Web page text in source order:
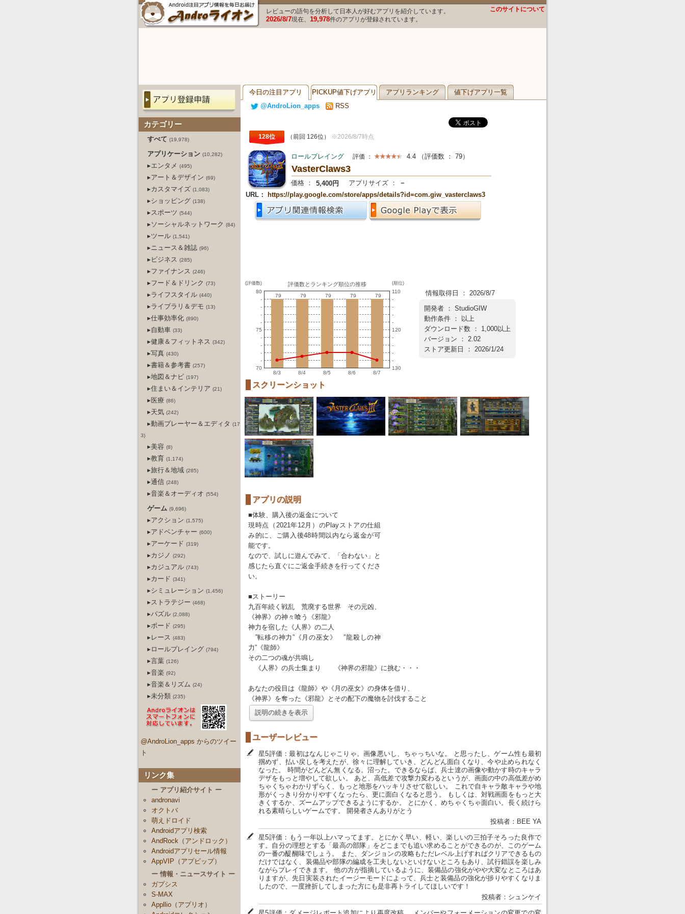
レビューの語句を分析して日本人が好むアプリを紹介しています。
2026/8/7現在、 19,978件のアプリが登録されています。
このサイトについて
今日の注目アプリ PICKUP値下げアプリ アプリランキング
値下げアプリ一覧
@AndroLion_apps
RSS
カテゴリー
すべて (19,978)
アプリケーション (10,282)
▸エンタメ (495)
▸アート＆デザイン (69)
▸カスタマイズ (1,083)
▸ショッピング (138)
▸スポーツ (544)
▸ソーシャルネットワーク (84)
▸ツール (1,541)
▸ニュース＆雑誌 (96)
▸ビジネス (285)
▸ファイナンス (246)
▸フード＆ドリンク (73)
▸ライフスタイル (440)
▸ライブラリ＆デモ (13)
▸仕事効率化 (890)
▸自動車 (33)
▸健康＆フィットネス (342)
▸写真 (430)
▸書籍＆参考書 (257)
▸地図＆ナビ (197)
▸住まい＆インテリア (21)
▸医療 (86)
▸天気 (242)
▸動画プレーヤー＆エディタ (17
3)
▸美容 (8)
▸教育 (1,174)
▸旅行＆地域 (285)
▸通信 (248)
▸音楽＆オーディオ (554)
ゲーム (9,696)
▸アクション (1,575)
▸アドベンチャー (600)
▸アーケード (319)
▸カジノ (292)
▸カジュアル (743)
▸カード (341)
▸シミュレーション (1,456)
▸ストラテジー (468)
▸パズル (2,088)
▸ボード (295)
▸レース (483)
▸ロールプレイング (794)
▸言葉 (126)
▸音楽 (92)
▸音楽＆リズム (24)
▸未分類 (235)
@AndroLion_apps からのツイー
ト
リンク集
ー アプリ紹介サイト ー
andronavi
オクトバ
萌えドロイド
Androidアプリ検索
AndRock（アンドロック）
Androidアプリセール情報
AppVIP（アプビップ）
ー 情報・ニュースサイト ー
ガプシス
S-MAX
Appllio（アプリオ）
128位 （前回 126位） ※2026/8/7時点
ロールプレイング 評価 ： 4.4 （評価数 ： 79）
VasterClaws3
価格 ： 5,400円 アプリサイズ ：
－
URL：
https://play.google.com/store/apps/details?id=com.giw_vasterclaws3
(評価数)
80
-
-
-
-
75
-
-
-
-
70
評価数とランキング順位の推移
79
79 79
79 79
79 79
79 79
79
8/3 8/4 8/5 8/6 8/7
(順位)
110
-
-
-
-
120
-
-
-
-
130
情報取得日 ： 2026/8/7
開発者 ： StudioGIW
動作条件 ： 以上
ダウンロード数 ： 1,000以上
バージョン ： 2.02
ストア更新日 ： 2026/1/24
スクリーンショット
アプリの説明
■体験、購入後の返金について
現時点（2021年12月）のPlayストアの仕組
み的に、ご購入後48時間以内なら返金が可
能です。
なので、試しに遊んでみて、「合わない」と
感じたら直ぐにご返金手続きを行ってくださ
い。
■ストーリー
九百年続く戦乱 荒廃する世界 その元凶、
《神界》の神々喰う《邪龍》
神力を宿した《人界》の二人
”転移の神力”《月の巫女》 ”龍殺しの神
力”《龍師》
その二つの魂が共鳴し
《人界》の兵士集まり 《神界の邪龍》に挑む・・・
あなたの役目は《龍師》や《月の巫女》の身体を借り、
《神界》を奪った《邪龍》とその配下の魔物を討伐すること
説明の続きを表示
ユーザーレビュー
星5評価：最初はなんじゃこりゃ。画像悪いし、ちゃっちいな。 と思ったし、ゲーム性も最初
掴めず、払い戻しを考えたが、徐々に理解していき、どんどん面白くなり、今や止められなく
なった。 時間がどんどん無くなる。沼った。できるならば、兵士達の画像や動かす時のキャラ
デザをもっと増やして欲しい。 あと、高低差で攻撃力変わるというが、画面の中の高低差がめ
ちゃくちゃわかりずらく、もっと地形をハッキリさせて欲しい。 これで自キャラ敵キャラや地
形がくっきり分かりやすくなったら、更に面白くなると思う。 もしくは、対戦画面をもっと大
きくするか、ズームアップできるようにするか。 とにかく、めちゃくちゃ面白い。長く続けら
れる素晴らしいゲームです。 開発者さんありがとう
投稿者：BEE YA
星5評価：もう一年以上ハマってます。とにかく早い、軽い、楽しいの三拍子そろった良作で
す。自分の理想とする「最高の部隊」をどこまでも追い求めることができるのが、このゲーム
の一番の醍醐味でしょう。 また、ダンジョンの攻略もただレベル上げすればクリアできるもの
だけではなく、装備品や部隊の編成を工夫しないといけないところもあり、試行錯誤を楽しみ
ながらプレイできます。 他の方が指摘しているように、装備品の強化がやや大変なところはあ
りますが、先日実装されたイージーモードによって、兵士と装備品の強化が捗りやすくなりま
したので、一度挫折してしまった方にも是非再トライしてほしいです！
投稿者：シュンケイ